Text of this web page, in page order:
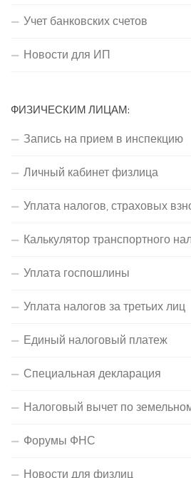
Учет банковских счетов
Новости для ИП
ФИЗИЧЕСКИМ ЛИЦАМ:
Запись на прием в инспекцию
Личный кабинет физлица
Уплата налогов, страховых
Калькулятор транспортного
Уплата госпошлины
Уплата налогов за третьих лиц
Единый налоговый платеж
Специальная декларация
Налоговый вычет по
Форумы ФНС
Новости для физлиц